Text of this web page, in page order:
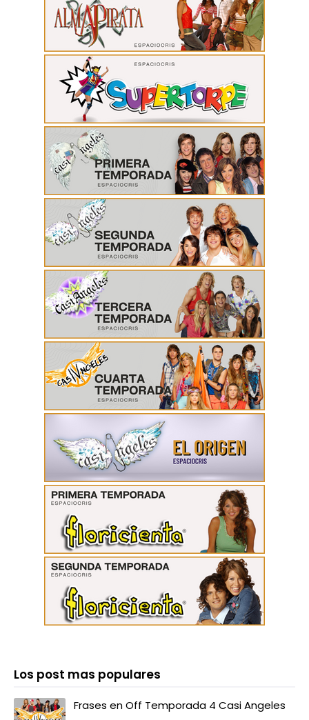
Los post mas populares
Frases en Off Temporada 4 Casi Angeles